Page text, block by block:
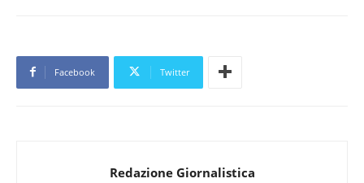
Facebook Twitter
Redazione Giornalistica